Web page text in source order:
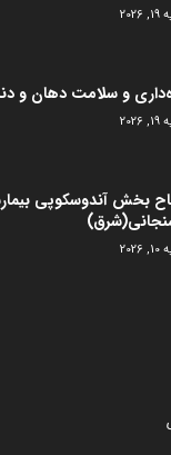
و سلامت دهان و
بخش آندوسکوپی